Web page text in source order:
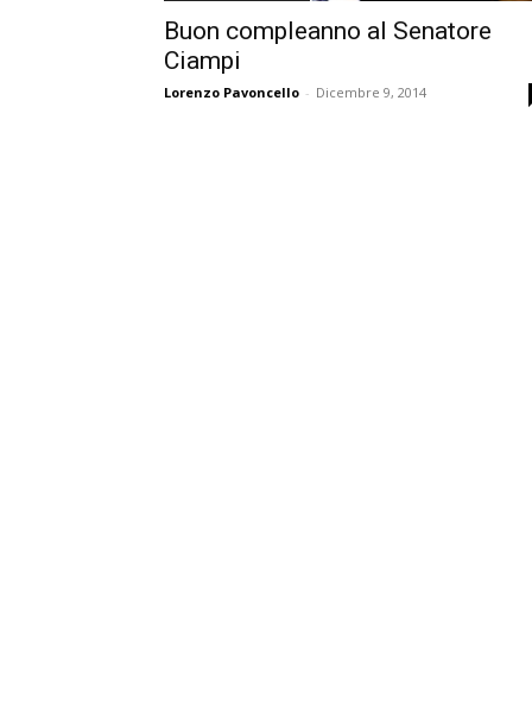
Buon compleanno al Senatore
Ciampi
Lorenzo Pavoncello - Dicembre 9, 2014